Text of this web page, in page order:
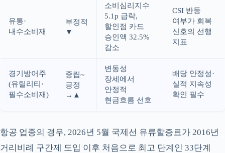
유통·
내수소비재
부정적
▼
소비심리지수
5.1p 급락,
할인점 카드
승인액 32.5%
감소
CSI 반등
여부가 회복
신호의 선행
지표
경기방어주
(유틸리티·
필수소비재)
중립~
긍정
→▲
변동성
장세에서
안정적
현금흐름 선호
배당 안정성·
실적 지속성
확인 필수
항공 업종의 경우, 2026년 5월 국제선 유류할증료가 2016년
거리비례 구간제 도입 이후 처음으로 최고 단계인 33단계